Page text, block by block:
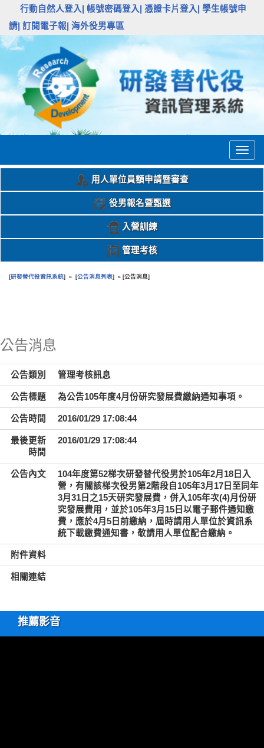
行動自然人登入| 帳號密碼登入| 憑證卡片登入|
學生帳號申
請| 訂閱電子報| 海外役男專區
用人單位員額申請暨審查
役男報名暨甄選
入營訓練
管理考核
[研發替代役資訊系統] » [公告消息列表] » [公告消息]
公告消息
公告類別 管理考核訊息
公告標題 為公告105年度4月份研究發展費繳納通知事項。
公告時間 2016/01/29 17:08:44
最後更新
時間
2016/01/29 17:08:44
公告內文
104年度第52梯次研發替代役男於105年2月18日入
營，有關該梯次役男第2階段自105年3月17日至同年
3月31日之15天研究發展費，併入105年次(4)月份研
究發展費用，並於105年3月15日以電子郵件通知繳
費，應於4月5日前繳納，屆時請用人單位於資訊系
統下載繳費通知書，敬請用人單位配合繳納。
附件資料
相關連結
推薦影音